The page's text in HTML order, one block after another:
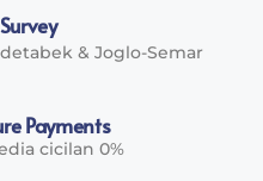
& Joglo-Semar
Payments
cicilan 0%